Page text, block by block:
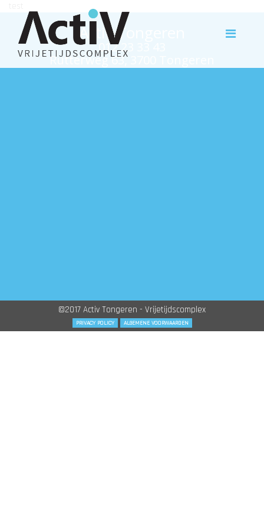
Activ Tongeren
012 23 33 43
Rutterweg 63, 3700 Tongeren
©2017 Activ Tongeren - Vrijetijdscomplex
PRIVACY POLICY ALGEMENE VOORWAARDEN